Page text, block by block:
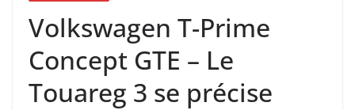
Volkswagen T-Prime
Concept GTE – Le
Touareg 3 se précise